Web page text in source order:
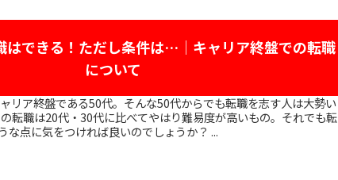
はできる！ただし条件は…｜キャリア終盤での転職
について
転職は20代・30代に比べてやはり難易度が高いもの。それでも転
職したいなら、どのような点に気をつければ良いのでしょうか？ ...